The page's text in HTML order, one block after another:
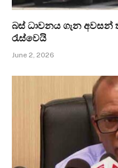
බස් ධාවනය ගැන අවසන්
රැස්වෙයි
June 2, 2026